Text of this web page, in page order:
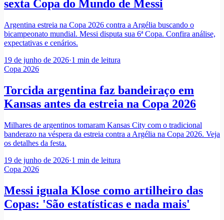
sexta Copa do Mundo de Messi
Argentina estreia na Copa 2026 contra a Argélia buscando o
bicampeonato mundial. Messi disputa sua 6ª Copa. Confira análise,
expectativas e cenários.
19 de junho de 2026·1 min de leitura
Copa 2026
Torcida argentina faz bandeiraço em
Kansas antes da estreia na Copa 2026
Milhares de argentinos tomaram Kansas City com o tradicional
banderazo na véspera da estreia contra a Argélia na Copa 2026. Veja
os detalhes da festa.
19 de junho de 2026·1 min de leitura
Copa 2026
Messi iguala Klose como artilheiro das
Copas: 'São estatísticas e nada mais'